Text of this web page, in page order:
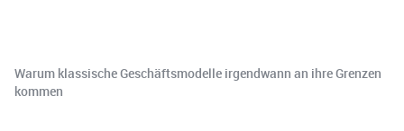
Warum klassische Geschäftsmodelle irgendwann an ihre Grenzen
kommen